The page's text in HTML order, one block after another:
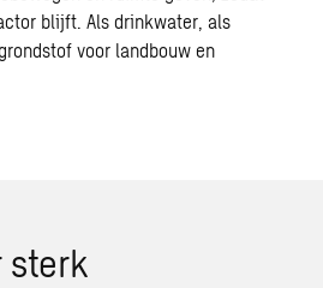
blijft. Als drinkwater, als
voor landbouw en
sterk